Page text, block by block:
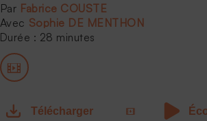
Fabrice COUSTE
Sophie DE MENTHON
Durée : 28 minutes
Télécharger